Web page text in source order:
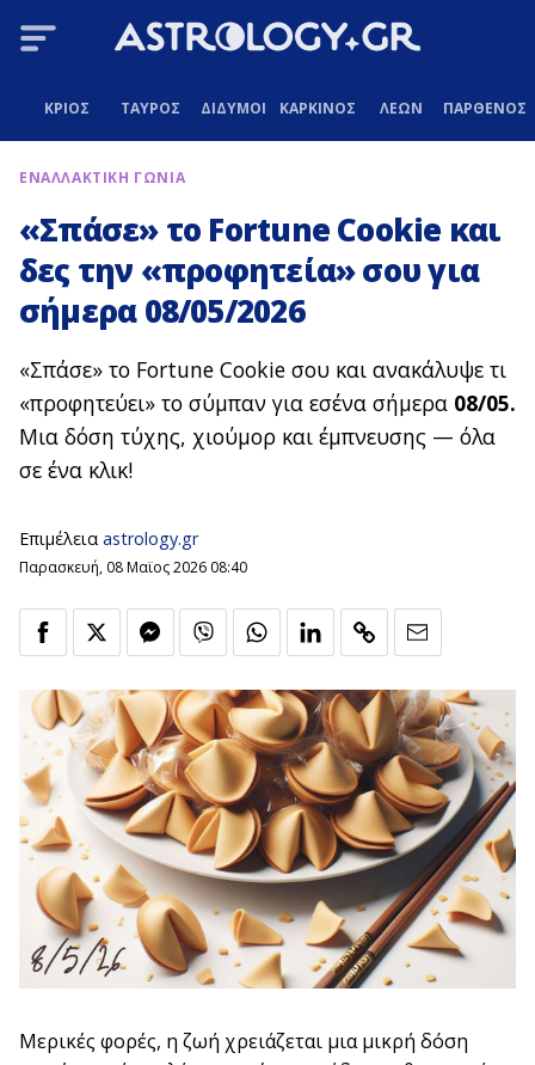
ΚΡΙΟΣ ΤΑΥΡΟΣ ΔΙΔΥΜΟΙ ΚΑΡΚΙΝΟΣ ΛΕΩΝ ΠΑΡΘΕΝΟΣ
ΕΝΑΛΛΑΚΤΙΚΗ ΓΩΝΙΑ
«Σπάσε» το Fortune Cookie και
δες την «προφητεία» σου για
σήμερα 08/05/2026
«Σπάσε» το Fortune Cookie σου και ανακάλυψε τι
«προφητεύει» το σύμπαν για εσένα σήμερα 08/05.
Μια δόση τύχης, χιούμορ και έμπνευσης — όλα
σε ένα κλικ!
Επιμέλεια astrology.gr
Παρασκευή, 08 Μαϊος 2026 08:40
Μερικές φορές, η ζωή χρειάζεται μια μικρή δόση